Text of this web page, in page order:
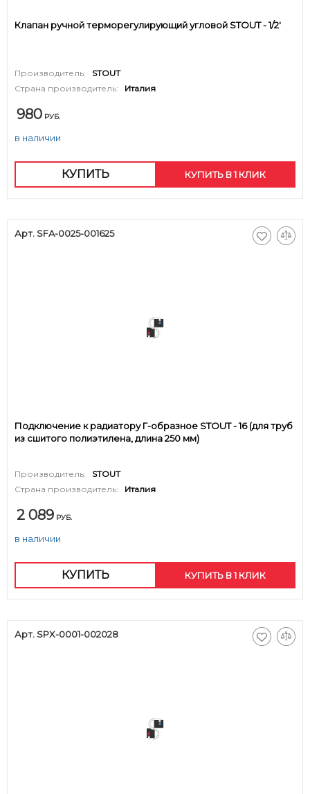
Клапан ручной терморегулирующий угловой STOUT - 1/2'
Производитель:
STOUT
Страна производитель:
Италия
980 РУБ.
в наличии
КУПИТЬ КУПИТЬ В 1 КЛИК
Арт. SFA-0025-001625
Подключение к радиатору Г-образное STOUT - 16 (для труб
из сшитого полиэтилена, длина 250 мм)
Производитель:
STOUT
Страна производитель:
Италия
2 089 РУБ.
в наличии
КУПИТЬ КУПИТЬ В 1 КЛИК
Арт. SPX-0001-002028